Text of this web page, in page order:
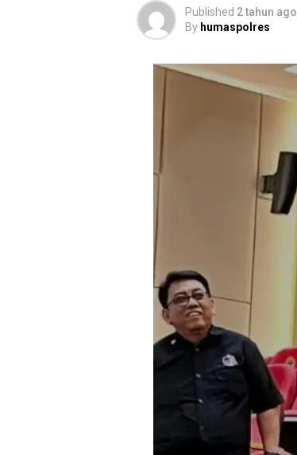
Published 2 tahun ago
By humaspolres